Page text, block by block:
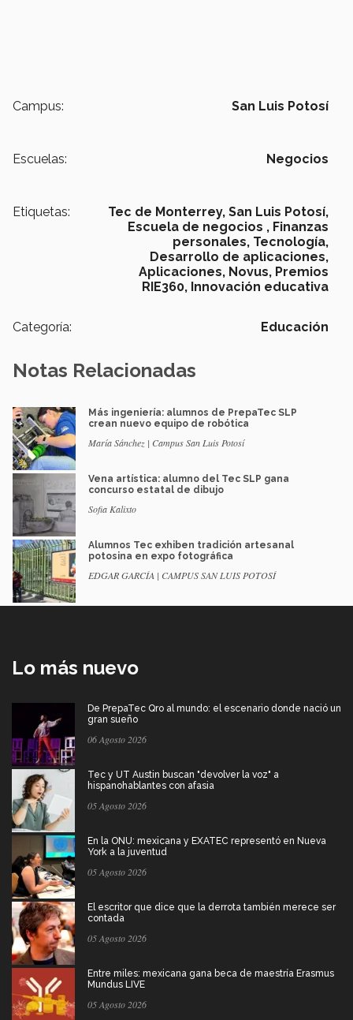
Campus: San Luis Potosí
Escuelas: Negocios
Etiquetas: Tec de Monterrey, San Luis Potosí,
Escuela de negocios , Finanzas
personales, Tecnología,
Desarrollo de aplicaciones,
Aplicaciones, Novus, Premios
RIE360, Innovación educativa
Categoría: Educación
Notas Relacionadas
Más ingeniería: alumnos de PrepaTec SLP
crean nuevo equipo de robótica
María Sánchez | Campus San Luis Potosí
Vena artística: alumno del Tec SLP gana
concurso estatal de dibujo
Sofia Kalixto
Alumnos Tec exhiben tradición artesanal
potosina en expo fotográfica
EDGAR GARCÍA | CAMPUS SAN LUIS POTOSÍ
Lo más nuevo
De PrepaTec Qro al mundo: el escenario donde nació un
gran sueño
06 Agosto 2026
Tec y UT Austin buscan "devolver la voz" a
hispanohablantes con afasia
05 Agosto 2026
En la ONU: mexicana y EXATEC representó en Nueva
York a la juventud
05 Agosto 2026
El escritor que dice que la derrota también merece ser
contada
05 Agosto 2026
Entre miles: mexicana gana beca de maestría Erasmus
Mundus LIVE
05 Agosto 2026